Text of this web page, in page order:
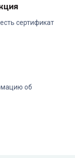
сертификат
об